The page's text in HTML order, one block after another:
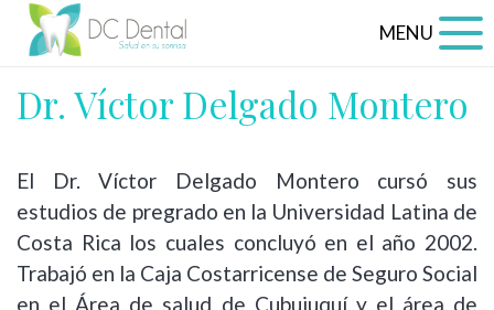
MENU
Dr. Víctor Delgado Montero
El Dr. Víctor Delgado Montero cursó sus
estudios de pregrado en la Universidad Latina de
Costa Rica los cuales concluyó en el año 2002.
Trabajó en la Caja Costarricense de Seguro Social
en el Área de salud de Cubujuquí y el área de